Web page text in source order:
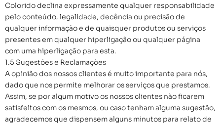
Colorido declina expressamente qualquer responsabilidade
pelo conteúdo, legalidade, decência ou precisão de
qualquer informação e de quaisquer produtos ou serviços
presentes em qualquer hiperligação ou qualquer página
com uma hiperligação para esta.
1.5 Sugestões e Reclamações
A opinião dos nossos clientes é muito importante para nós,
dado que nos permite melhorar os serviços que prestamos.
Assim, se por algum motivo os nossos clientes não ficarem
satisfeitos com os mesmos, ou caso tenham alguma sugestão,
agradecemos que dispensem alguns minutos para relato de